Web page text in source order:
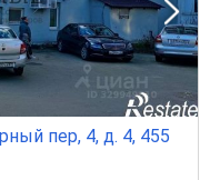
пер, 4, д. 4, 455